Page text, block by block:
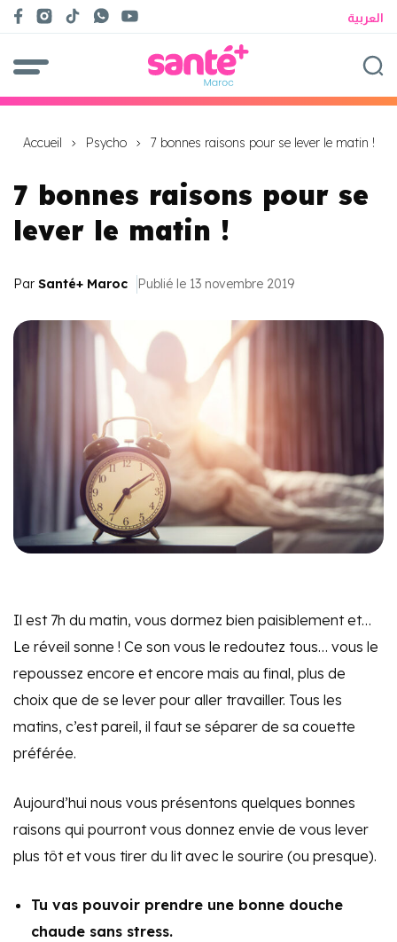
العربية
Accueil Psycho 7 bonnes raisons pour se lever le matin !
7 bonnes raisons pour se
lever le matin !
Par Santé+ Maroc Publié le 13 novembre 2019
Il est 7h du matin, vous dormez bien paisiblement et…
Le réveil sonne ! Ce son vous le redoutez tous… vous le
repoussez encore et encore mais au final, plus de
choix que de se lever pour aller travailler. Tous les
matins, c’est pareil, il faut se séparer de sa couette
préférée.
Aujourd’hui nous vous présentons quelques bonnes
raisons qui pourront vous donnez envie de vous lever
plus tôt et vous tirer du lit avec le sourire (ou presque).
Tu vas pouvoir prendre une bonne douche
chaude sans stress.